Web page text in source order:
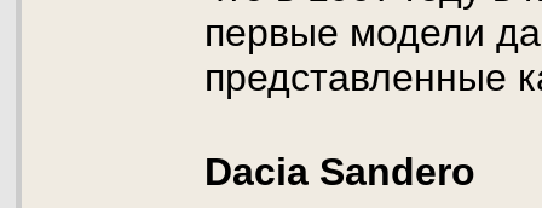
первые модели
представленные
Dacia Sandero